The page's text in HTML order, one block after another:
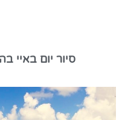
סיור יום באיי